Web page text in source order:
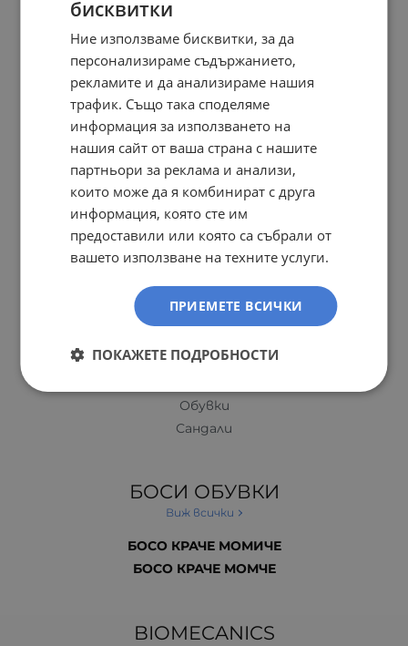
Спортни обувки
Сандали
Мъжки обувки Caprice
Официални обувки
Боти и ботуши
Rieker
Боти и ботуши
Мъжки обувки
Мъжки сандали
Обувки
Сандали
Jana
S.Oliver
Сандали
Обувки
Сандали
БОСИ ОБУВКИ
Виж всички
БОСО КРАЧЕ МОМИЧЕ
БОСО КРАЧЕ МОМЧЕ
BIOMECANICS
бисквитки
Ние използваме бисквитки, за да
персонализираме съдържанието,
рекламите и да анализираме нашия
трафик. Също така споделяме
информация за използването на
нашия сайт от ваша страна с нашите
партньори за реклама и анализи,
които може да я комбинират с друга
информация, която сте им
предоставили или която са събрали от
вашето използване на техните услуги.
ПРИЕМЕТЕ ВСИЧКИ
ПОКАЖЕТЕ ПОДРОБНОСТИ